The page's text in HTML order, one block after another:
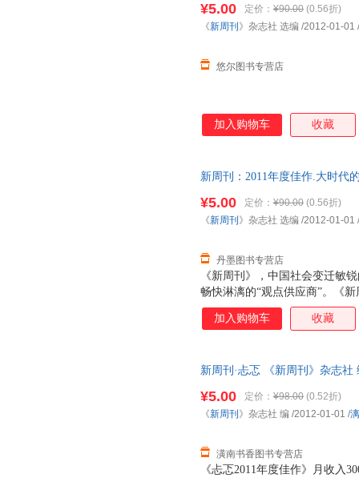
¥5.00 定价： ¥90.00 (0.56折)
悠尔图书专营店
《新周刊 》杂志社 选编 /2012-01-01 /
加入购物车 收藏
新周刊：2011年度佳作.大时代
《新周刊》，中国社会变迁敏
畅快淋漓的“观点供应商”。《
发源地”。《新周刊》，商家及
读着《新周刊》成长的新锐青
活”是一种消费生活》、《搞笑
¥5.00 定价： ¥90.00 (0.56折)
丹墨图书专营店
《新周刊 》杂志社 选编 /2012-01-01 /
加入购物车 收藏
新周刊·忐忑 《新周刊》杂志社
《忐忑2011年度佳作》月收入
¥5.00 定价： ¥98.00 (0.52折)
潢南书香图书专营店
《新周刊 》杂志社 编 /2012-01-01 /